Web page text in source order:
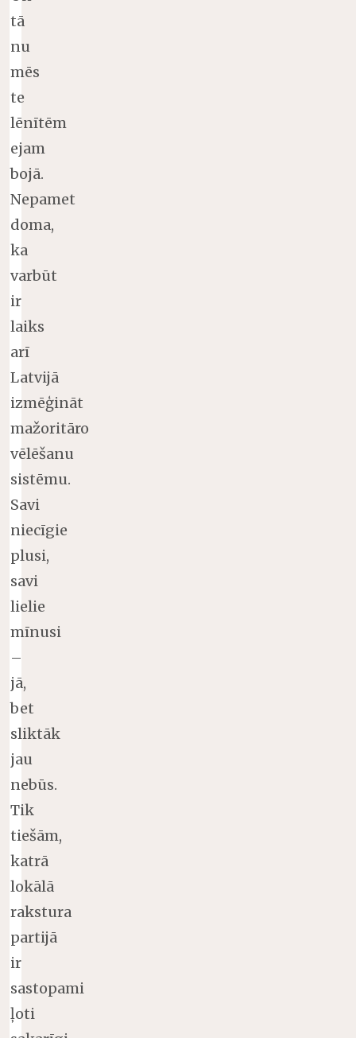
tā
nu
mēs
te
lēnītēm
ejam
bojā.
Nepamet
doma,
ka
varbūt
ir
laiks
arī
Latvijā
izmēģināt
mažoritāro
vēlēšanu
sistēmu.
Savi
niecīgie
plusi,
savi
lielie
mīnusi
–
jā,
bet
sliktāk
jau
nebūs.
Tik
tiešām,
katrā
lokālā
rakstura
partijā
ir
sastopami
ļoti